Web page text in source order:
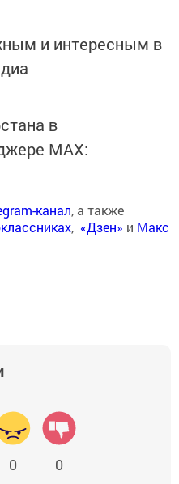
и интересным в
в
MАХ:
канал, а также
, «Дзен» и Макс
0 0